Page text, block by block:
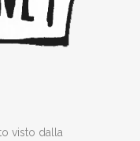
visto dalla